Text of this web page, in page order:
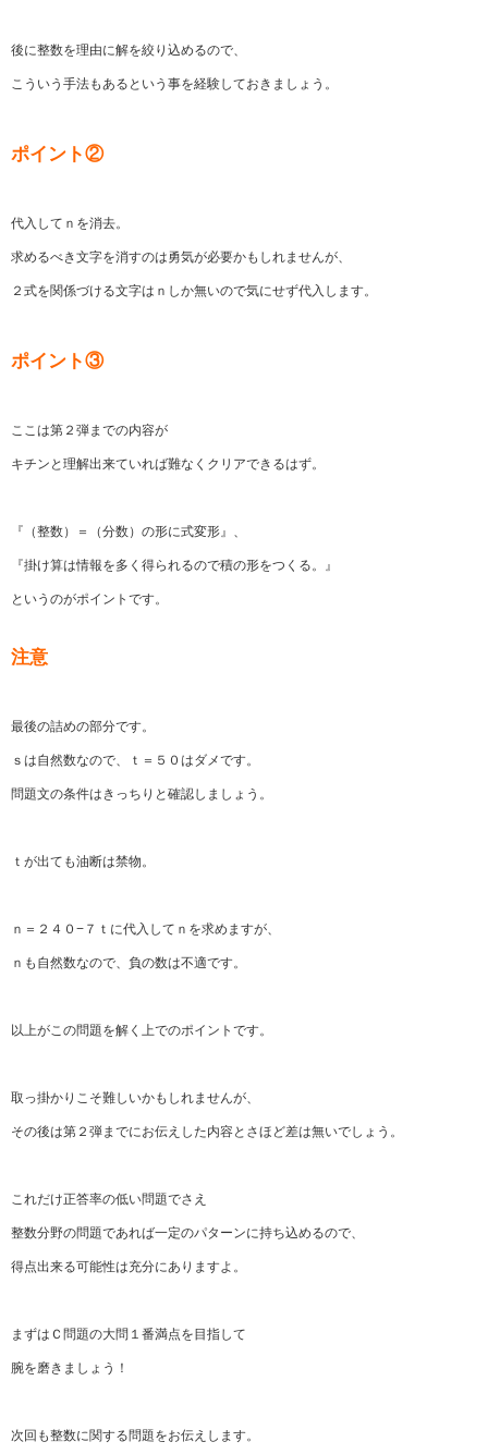
後に整数を理由に解を絞り込めるので、
こういう手法もあるという事を経験しておきましょう。
ポイント②
代入してｎを消去。
求めるべき文字を消すのは勇気が必要かもしれませんが、
２式を関係づける文字はｎしか無いので気にせず代入します。
ポイント③
ここは第２弾までの内容が
キチンと理解出来ていれば難なくクリアできるはず。
『（整数）＝（分数）の形に式変形』、
『掛け算は情報を多く得られるので積の形をつくる。』
というのがポイントです。
注意
最後の詰めの部分です。
ｓは自然数なので、ｔ＝５０はダメです。
問題文の条件はきっちりと確認しましょう。
ｔが出ても油断は禁物。
ｎ＝２４０−７ｔに代入してｎを求めますが、
ｎも自然数なので、負の数は不適です。
以上がこの問題を解く上でのポイントです。
取っ掛かりこそ難しいかもしれませんが、
その後は第２弾までにお伝えした内容とさほど差は無いでしょう。
これだけ正答率の低い問題でさえ
整数分野の問題であれば一定のパターンに持ち込めるので、
得点出来る可能性は充分にありますよ。
まずはＣ問題の大問１番満点を目指して
腕を磨きましょう！
次回も整数に関する問題をお伝えします。